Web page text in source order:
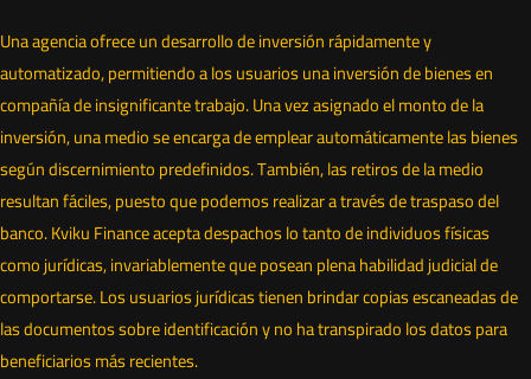
Una agencia ofrece un desarrollo de inversión rápidamente y
automatizado, permitiendo a los usuarios una inversión de bienes en
compañía de insignificante trabajo. Una vez asignado el monto de la
inversión, una medio se encarga de emplear automáticamente las bienes
según discernimiento predefinidos. También, las retiros de la medio
resultan fáciles, puesto que podemos realizar a través de traspaso del
banco. Kviku Finance acepta despachos lo tanto de individuos físicas
como jurídicas, invariablemente que posean plena habilidad judicial de
comportarse. Los usuarios jurídicas tienen brindar copias escaneadas de
las documentos sobre identificación y no ha transpirado los datos para
beneficiarios más recientes.